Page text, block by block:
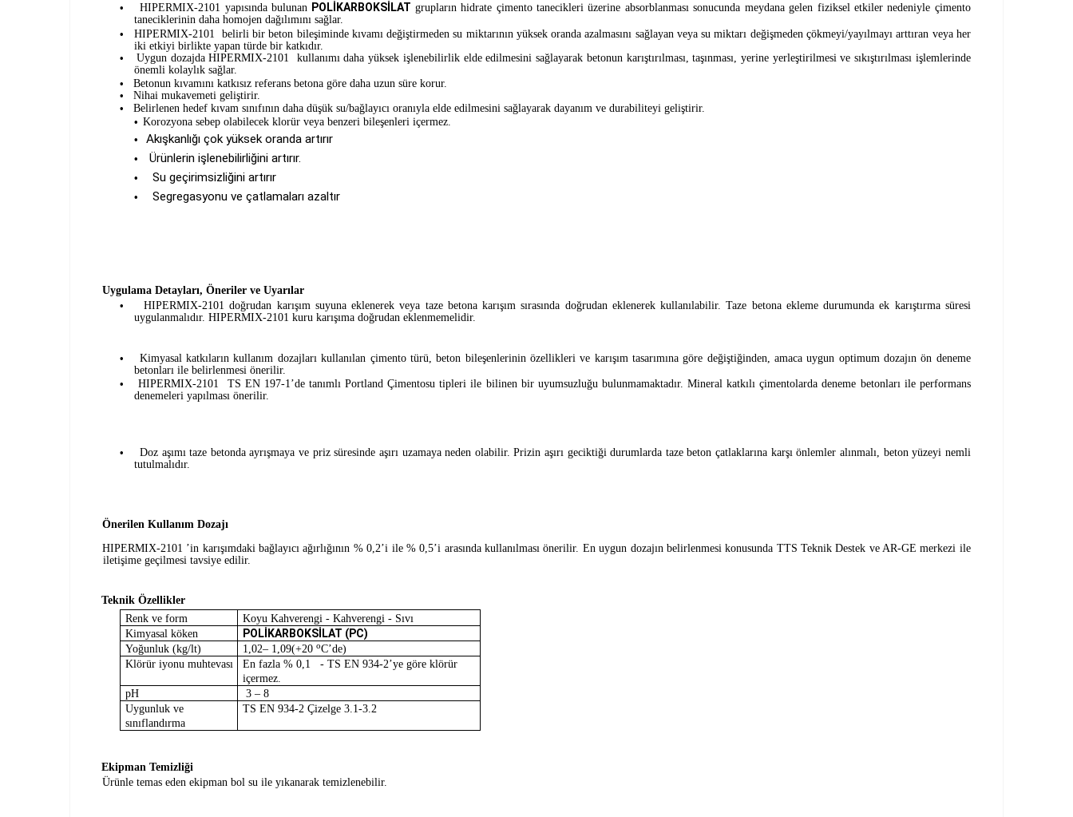
• HIPERMIX-2101 yapısında bulunan POLİKARBOKSİLAT grupların hidrate çimento tanecikleri üzerine absorblanması sonucunda meydana gelen fiziksel etkiler nedeniyle çimento
taneciklerinin daha homojen dağılımını sağlar.
•
HIPERMIX-2101 belirli bir beton bileşiminde kıvamı değiştirmeden su miktarının yüksek oranda azalmasını sağlayan veya su miktarı değişmeden çökmeyi/yayılmayı arttıran veya her
iki etkiyi birlikte yapan türde bir katkıdır.
•
Uygun dozajda HIPERMIX-2101 kullanımı daha yüksek işlenebilirlik elde edilmesini sağlayarak betonun karıştırılması, taşınması, yerine yerleştirilmesi ve sıkıştırılması işlemlerinde
önemli kolaylık sağlar.
• Betonun kıvamını katkısız referans betona göre daha uzun süre korur.
• Nihai mukavemeti geliştirir.
• Belirlenen hedef kıvam sınıfının daha düşük su/bağlayıcı oranıyla elde edilmesini sağlayarak dayanım ve durabiliteyi geliştirir.
• Korozyona sebep olabilecek klorür veya benzeri bileşenleri içermez.
• Akışkanlığı çok yüksek oranda artırır
• Ürünlerin işlenebilirliğini artırır.
• Su geçirimsizliğini artırır
• Segregasyonu ve çatlamaları azaltır
Uygulama Detayları, Öneriler ve Uyarılar
•
HIPERMIX-2101 doğrudan karışım suyuna eklenerek veya taze betona karışım sırasında doğrudan eklenerek kullanılabilir. Taze betona ekleme durumunda ek karıştırma süresi
uygulanmalıdır. HIPERMIX-2101 kuru karışıma doğrudan eklenmemelidir.
•
Kimyasal katkıların kullanım dozajları kullanılan çimento türü, beton bileşenlerinin özellikleri ve karışım tasarımına göre değiştiğinden, amaca uygun optimum dozajın ön deneme
betonları ile belirlenmesi önerilir.
•
HIPERMIX-2101 TS EN 197-1’de tanımlı Portland Çimentosu tipleri ile bilinen bir uyumsuzluğu bulunmamaktadır. Mineral katkılı çimentolarda deneme betonları ile performans
denemeleri yapılması önerilir.
•
Doz aşımı taze betonda ayrışmaya ve priz süresinde aşırı uzamaya neden olabilir. Prizin aşırı geciktiği durumlarda taze beton çatlaklarına karşı önlemler alınmalı, beton yüzeyi nemli
tutulmalıdır.
Önerilen Kullanım Dozajı
HIPERMIX-2101 ’in karışımdaki bağlayıcı ağırlığının % 0,2’i ile % 0,5’i arasında kullanılması önerilir. En uygun dozajın belirlenmesi konusunda TTS Teknik Destek ve AR-GE merkezi ile
iletişime geçilmesi tavsiye edilir.
Teknik Özellikler
Renk ve form
Koyu Kahverengi - Kahverengi - Sıvı
Kimyasal köken
POLİKARBOKSİLAT (PC)
Yoğunluk (kg/lt) 1,02– 1,09(+20oC’de)
Klörür iyonu muhtevası
En fazla % 0,1 - TS EN 934-2’ye göre klörür
içermez.
pH
3 – 8
Uygunluk ve
sınıflandırma
TS EN 934-2 Çizelge 3.1-3.2
Ekipman Temizliği
Ürünle temas eden ekipman bol su ile yıkanarak temizlenebilir.